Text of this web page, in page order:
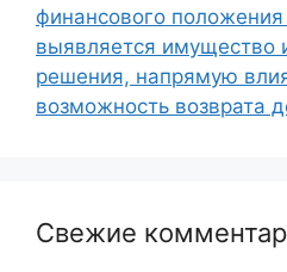
финансового
выявляется имущество
решения, напрямую
возможность возврата
Свежие